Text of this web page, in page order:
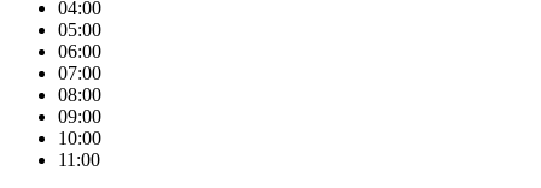
04:00
05:00
06:00
07:00
08:00
09:00
10:00
11:00